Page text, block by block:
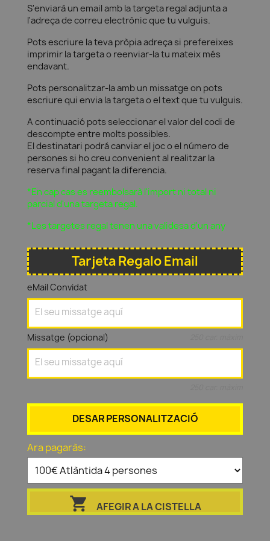
S'enviarà un email amb la targeta regal adjunta a
l'adreça de correu electrònic que tu vulguis.
Pots escriure la teva pròpia adreça si prefereixes
imprimir la targeta o reenviar-la tu mateix més
endavant.
Pots personalitzar-la amb un missatge on pots
escriure qui envia la targeta o el text que tu vulguis.
A continuació pots seleccionar el valor del codi de
descompte entre molts possibles.
El destinatari podrá canviar el joc o el número de
persones si ho creu convenient al realitzar la
reserva final pagant la diferencia.
*En cap cas es reembolsarà l'import ni total ni
parcial d'una targeta regal.
*Les targetes regal tenen una validesa d'un any
Tarjeta Regalo Email
eMail Convidat
Missatge (opcional)
DESAR PERSONALITZACIÓ
Ara pagaràs:
 AFEGIR A LA CISTELLA